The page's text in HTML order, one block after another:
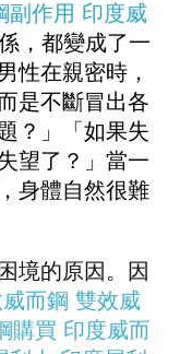
副作用 印度威
，都變成了一
性在親密時，
是不斷冒出各
？」「如果失
望了？」當一
身體自然很難
境的原因。因
而鋼 雙效威
購買 印度威而